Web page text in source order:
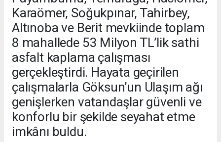
Karaömer, Soğukpınar, Tahirbey,
Altınoba ve Berit mevkiinde toplam
8 mahallede 53 Milyon TL’lik sathi
asfalt kaplama çalışması
gerçekleştirdi. Hayata geçirilen
çalışmalarla Göksun’un Ulaşım ağı
genişlerken vatandaşlar güvenli ve
konforlu bir şekilde seyahat etme
imkânı buldu.